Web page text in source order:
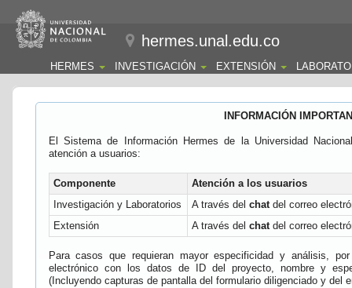
hermes.unal.edu.co
HERMES INVESTIGACIÓN EXTENSIÓN
INFORMACIÓN
El Sistema de Información Hermes de la Universidad
atención a usuarios:
Componente
Atención a los usuarios
Investigación y Laboratorios
A través del chatdel correo
Extensión
A través del chatdel correo
Para casos que requieran mayor especificidad y análisis,
electrónico con los datos de ID del proyecto, nombre y
(Incluyendo capturas de pantalla del formulario diligenciado y del